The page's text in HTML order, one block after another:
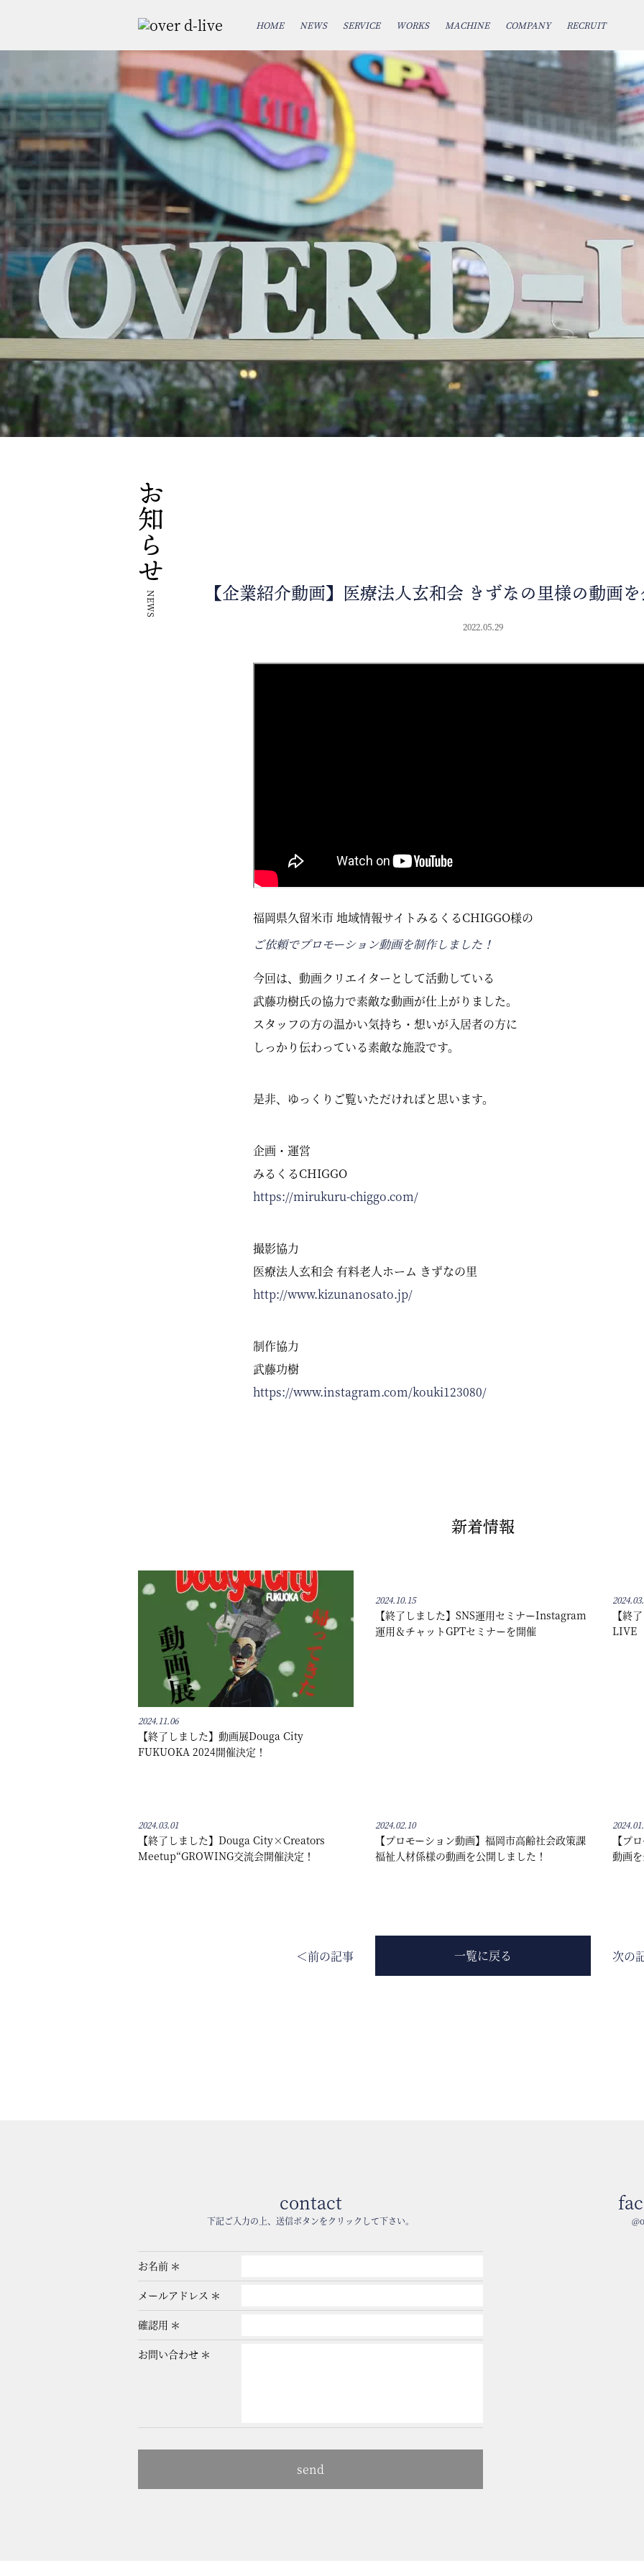
HOME NEWS SERVICE WORKS MACHINE COMPANY RECRUIT
お知らせ
NEWS 【企業紹介動画】医療法人玄和会 きずなの里様の動画
2022.05.29
福岡県久留米市 地域情報サイトみるくるCHIGGO様の
ご依頼でプロモーション動画を制作しました！
今回は、動画クリエイターとして活動している
武藤功樹氏の協力で素敵な動画が仕上がりました。
スタッフの方の温かい気持ち・想いが入居者の方に
しっかり伝わっている素敵な施設です。
是非、ゆっくりご覧いただければと思います。
企画・運営
みるくるCHIGGO
https://mirukuru-chiggo.com/
撮影協力
医療法人玄和会 有料老人ホーム きずなの里
http://www.kizunanosato.jp/
制作協力
武藤功樹
https://www.instagram.com/kouki123080/
新着情報
2024.11.06
【終了しました】動画展Douga City
FUKUOKA 2024開催決定！
2024.10.15
【終了しました】SNS運用セミナーInstagram
運用＆チャットGPTセミナーを開催
【終
LIVE
2024.03.01
【終了しました】Douga City×Creators
Meetup“GROWING交流会開催決定！
2024.02.10
【プロモーション動画】福岡市高齢社会政策課
福祉人材係様の動画を公開しました！
【プ
動画
＜前の記事 一覧に戻る 次の
contact
下記ご入力の上、送信ボタンをクリックして下さい。
お名前
メールアドレス
確認用
お問い合わせ